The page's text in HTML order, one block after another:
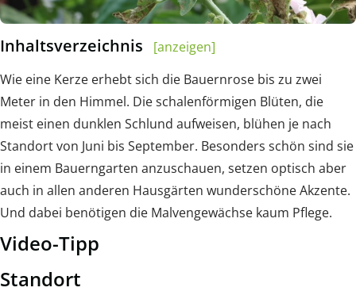
Inhaltsverzeichnis
[anzeigen]
Wie eine Kerze erhebt sich die Bauernrose bis zu zwei
Meter in den Himmel. Die schalenförmigen Blüten, die
meist einen dunklen Schlund aufweisen, blühen je nach
Standort von Juni bis September. Besonders schön sind sie
in einem Bauerngarten anzuschauen, setzen optisch aber
auch in allen anderen Hausgärten wunderschöne Akzente.
Und dabei benötigen die Malvengewächse kaum Pflege.
Video-Tipp
Standort